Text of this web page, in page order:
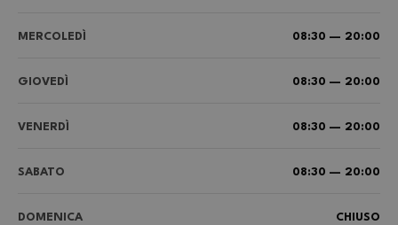
MERCOLEDÌ 08:30 — 20:00
GIOVEDÌ 08:30 — 20:00
VENERDÌ 08:30 — 20:00
SABATO 08:30 — 20:00
DOMENICA CHIUSO